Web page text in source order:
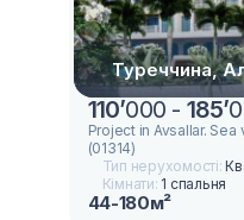
Туреччина,
110’000 - 185’
Project in Avsallar.
(01314)
Тип нерухомості:
Кімнати: 1 спальня
44-180м²